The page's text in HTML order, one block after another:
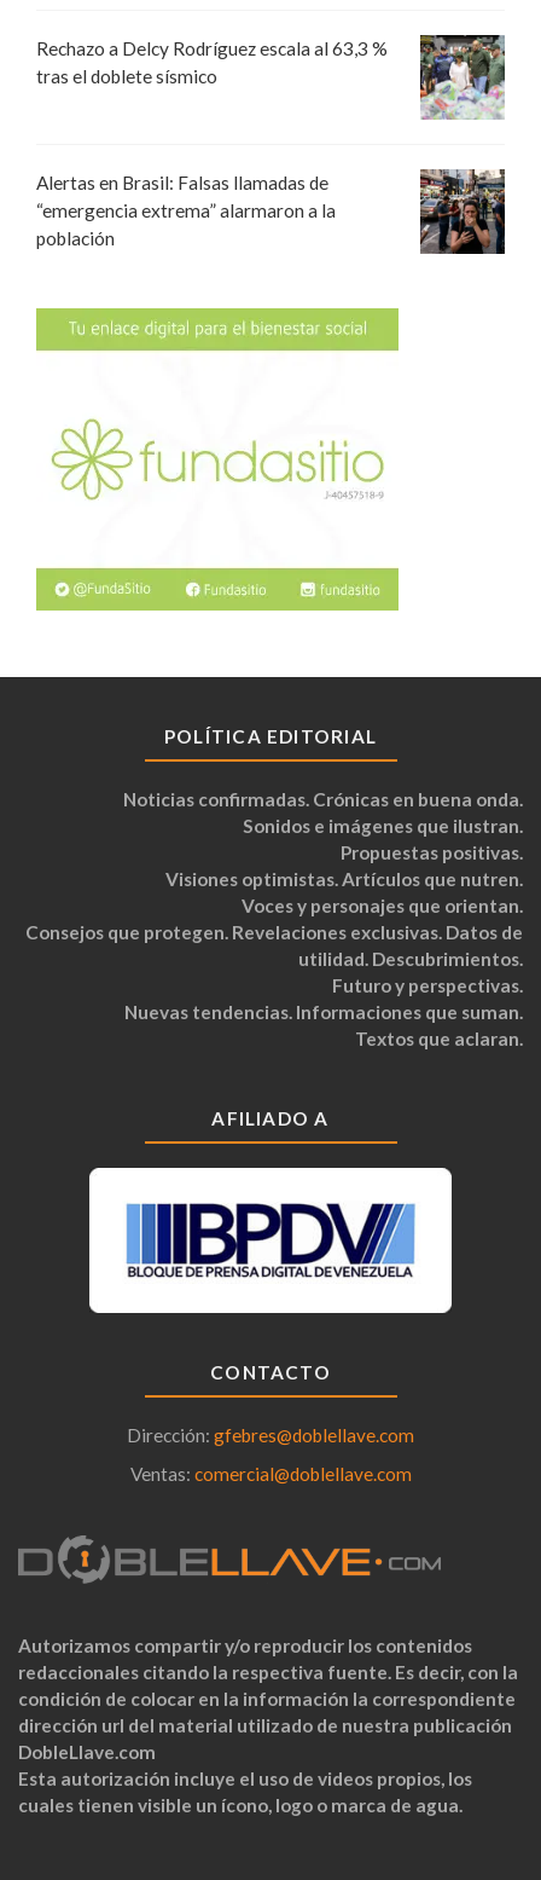
Rechazo a Delcy Rodríguez escala al 63,3 %
tras el doblete sísmico
Alertas en Brasil: Falsas llamadas de
“emergencia extrema” alarmaron a la
población
POLÍTICA EDITORIAL
Noticias confirmadas. Crónicas en buena onda.
Sonidos e imágenes que ilustran.
Propuestas positivas.
Visiones optimistas. Artículos que nutren.
Voces y personajes que orientan.
Consejos que protegen. Revelaciones exclusivas. Datos de
utilidad. Descubrimientos.
Futuro y perspectivas.
Nuevas tendencias. Informaciones que suman.
Textos que aclaran.
AFILIADO A
CONTACTO
Dirección: gfebres@doblellave.com
Ventas: comercial@doblellave.com
Autorizamos compartir y/o reproducir los contenidos
redaccionales citando la respectiva fuente. Es decir, con la
condición de colocar en la información la correspondiente
dirección url del material utilizado de nuestra publicación
DobleLlave.com
Esta autorización incluye el uso de videos propios, los
cuales tienen visible un ícono, logo o marca de agua.